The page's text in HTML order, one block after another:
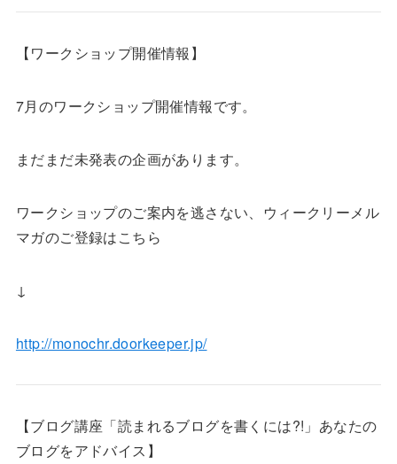
【ワークショップ開催情報】
7月のワークショップ開催情報です。
まだまだ未発表の企画があります。
ワークショップのご案内を逃さない、ウィークリーメル
マガのご登録はこちら
↓
http://monochr.doorkeeper.jp/
【ブログ講座「読まれるブログを書くには?!」あなたの
ブログをアドバイス】